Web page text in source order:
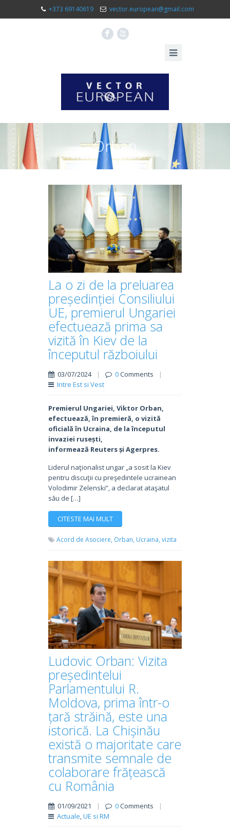
+373 69140619 vector.european@gmail.com
F X
Orban
La o zi de la preluarea
președinției Consiliului
UE, premierul Ungariei
efectuează prima sa
vizită în Kiev de la
începutul războiului
03/07/2024 | 0Comments
|
Intre Est si Vest
Premierul Ungariei, Viktor Orban,
efectuează, în premieră, o vizită
oficială în Ucraina, de la începutul
invaziei rusești,
informează Reuters și Agerpres.
Liderul naţionalist ungar „a sosit la Kiev
pentru discuţii cu preşedintele ucrainean
Volodimir Zelenski”, a declarat ataşatul
său de […]
CITESTE MAI MULT
Acord de Asociere, Orban, Ucraina, vizita
Ludovic Orban: Vizita
președintelui
Parlamentului R.
Moldova, prima într-o
țară străină, este una
istorică. La Chișinău
există o majoritate care
transmite semnale de
colaborare frățească
cu România
01/09/2021 | 0Comments
|
Actuale,UE si RM